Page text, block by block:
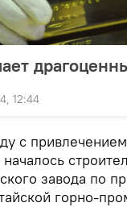
12:44
с
завода по
горно-